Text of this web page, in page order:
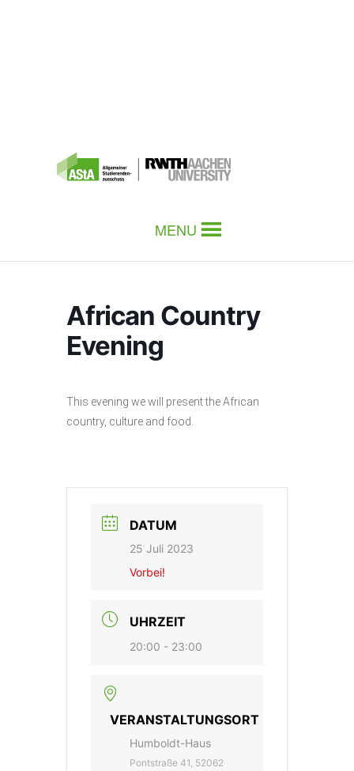
MENU
African Country
Evening
This evening we will present the African
country, culture and food.
DATUM
25 Juli 2023
Vorbei!
UHRZEIT
20:00 - 23:00
VERANSTALTUNGSORT
Humboldt-Haus
Pontstraße 41, 52062